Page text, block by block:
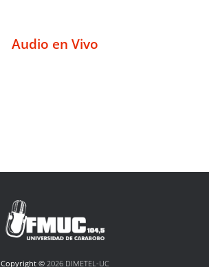
Audio en Vivo
Copyright © 2026 DIMETEL-UC